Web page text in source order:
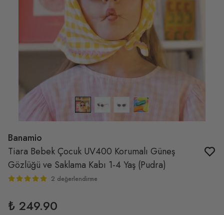
Banamio
Tiara Bebek Çocuk UV400 Korumalı Güneş
Gözlüğü ve Saklama Kabı 1-4 Yaş (Pudra)
2 değerlendirme
₺ 249.90